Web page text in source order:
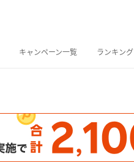
キャンペーン一覧 ランキング